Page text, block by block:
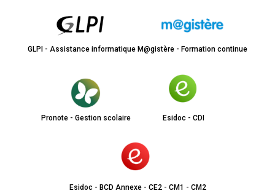
GLPI - Assistance informatique M@gistère - Formation continue
Pronote - Gestion scolaire Esidoc - CDI
Esidoc - BCD Annexe - CE2 - CM1 - CM2